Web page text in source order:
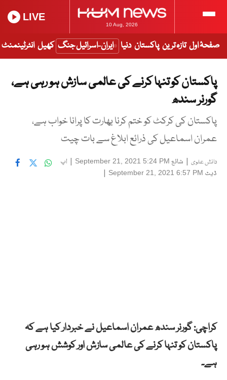
10 Aug, 2026
LIVE
صفحۂ اول تازہ ترین پاکستان دنیا ایران-اسرائیل جنگ کھیل انٹرٹینمنٹ
پاکستان کو تنہا کرنے کی عالمی سازش ہو رہی ہے،
گورنر سندھ
پاکستان کی کرکٹ کو ختم کرنا بھارت کا پرانا خواب ہے،
عمران اسماعیل کی ذرائع ابلاغ سے بات چیت
دانش علوی | شائع September 21, 2021 5:24 PM
| اپ
ڈیٹ September 21, 2021 6:57 PM
|
کراچی: گورنر سندھ عمران اسماعیل نے خبردار کیا ہے کہ
پاکستان کو تنہا کرنے کی عالمی سازش اور کوشش ہو رہی
ہے۔